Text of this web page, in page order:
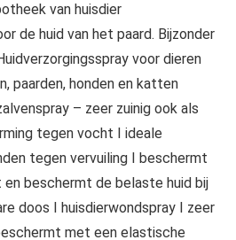
van huisdier
de huid van het paard. Bijzonder
voor dieren
paarden, honden en katten
– zeer zuinig ook als
tegen vocht I ideale
tegen vervuiling I beschermt
beschermt de belaste huid bij
doos I huisdierwondspray I zeer
met een elastische